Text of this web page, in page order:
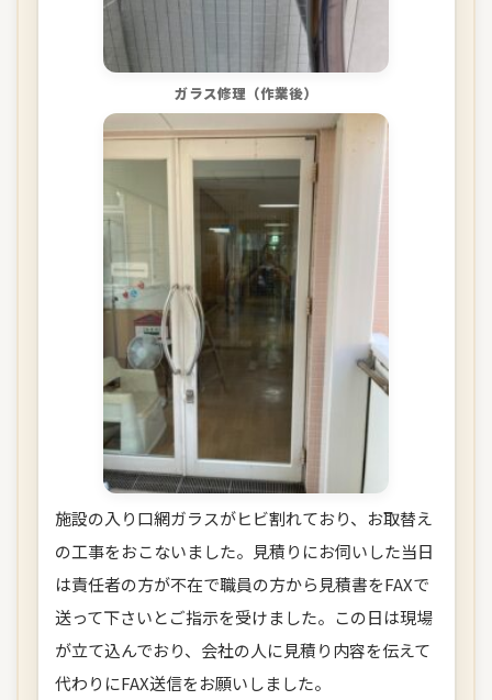
ガラス修理（作業後）
施設の入り口網ガラスがヒビ割れており、お取替え
の工事をおこないました。見積りにお伺いした当日
は責任者の方が不在で職員の方から見積書をFAXで
送って下さいとご指示を受けました。この日は現場
が立て込んでおり、会社の人に見積り内容を伝えて
代わりにFAX送信をお願いしました。